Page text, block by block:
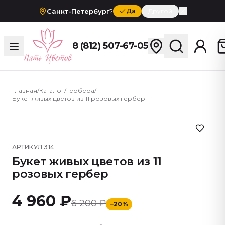
Санкт-Петербург? Да
8 (812) 507-67-05
Главная/Каталог/Гербера/
Букет живых цветов из 11 розовых гербер
АРТИКУЛ314
Букет живых цветов из 11
розовых гербер
4 960 ₽6 200 ₽ −20%